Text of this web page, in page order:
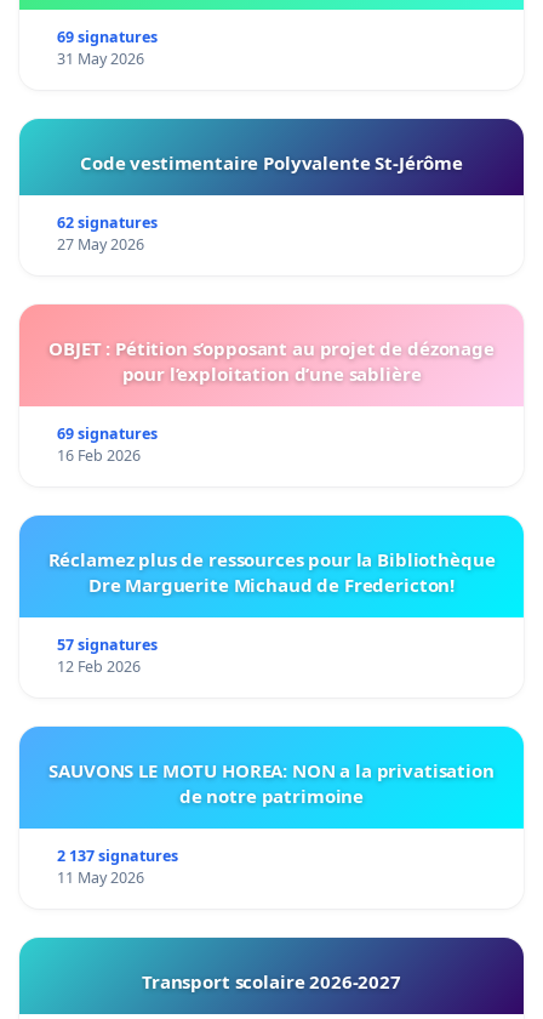
69 signatures
31 May 2026
Code vestimentaire Polyvalente St-Jérôme
62 signatures
27 May 2026
OBJET : Pétition s’opposant au projet de dézonage
pour l’exploitation d’une sablière
69 signatures
16 Feb 2026
Réclamez plus de ressources pour la Bibliothèque
Dre Marguerite Michaud de Fredericton!
57 signatures
12 Feb 2026
SAUVONS LE MOTU HOREA: NON a la privatisation
de notre patrimoine
2 137 signatures
11 May 2026
Transport scolaire 2026-2027